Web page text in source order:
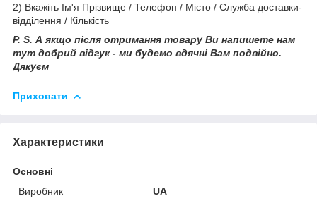
2) Вкажіть Ім'я Прізвище / Телефон / Місто / Служба доставки-
відділення / Кількість
P. S. А якщо після отримання товару Ви напишете нам
тут добрий відгук - ми будемо вдячні Вам подвійно.
Дякуєм
Приховати
Характеристики
Основні
Виробник
UA